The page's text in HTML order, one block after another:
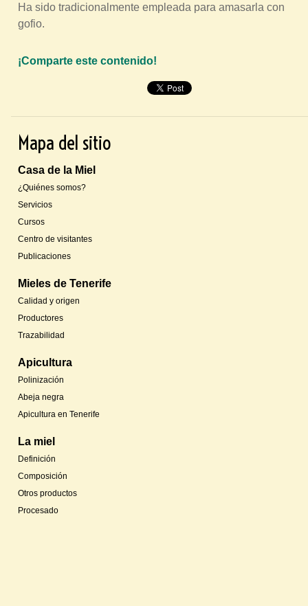
Ha sido tradicionalmente empleada para amasarla con
gofio.
¡Comparte este contenido!
i
Mapa del sitio
Casa de la Miel
¿Quiénes somos?
Servicios
Cursos
Centro de visitantes
Publicaciones
Mieles de Tenerife
Calidad y origen
Productores
Trazabilidad
Apicultura
Polinización
Abeja negra
Apicultura en Tenerife
La miel
Definición
Composición
Otros productos
Procesado